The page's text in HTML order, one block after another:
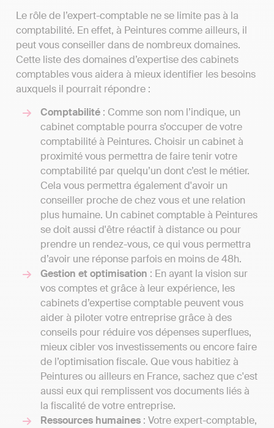
Le rôle de l’expert-comptable ne se limite pas à la
comptabilité. En effet, à Peintures comme ailleurs, il
peut vous conseiller dans de nombreux domaines.
Cette liste des domaines d’expertise des cabinets
comptables vous aidera à mieux identifier les besoins
auxquels il pourrait répondre :
Comptabilité : Comme son nom l’indique, un
cabinet comptable pourra s’occuper de votre
comptabilité à Peintures. Choisir un cabinet à
proximité vous permettra de faire tenir votre
comptabilité par quelqu’un dont c’est le métier.
Cela vous permettra également d'avoir un
conseiller proche de chez vous et une relation
plus humaine. Un cabinet comptable à Peintures
se doit aussi d'être réactif à distance ou pour
prendre un rendez-vous, ce qui vous permettra
d’avoir une réponse parfois en moins de 48h.
Gestion et optimisation : En ayant la vision sur
vos comptes et grâce à leur expérience, les
cabinets d’expertise comptable peuvent vous
aider à piloter votre entreprise grâce à des
conseils pour réduire vos dépenses superflues,
mieux cibler vos investissements ou encore faire
de l’optimisation fiscale. Que vous habitiez à
Peintures ou ailleurs en France, sachez que c'est
aussi eux qui remplissent vos documents liés à
la fiscalité de votre entreprise.
Ressources humaines : Votre expert-comptable,